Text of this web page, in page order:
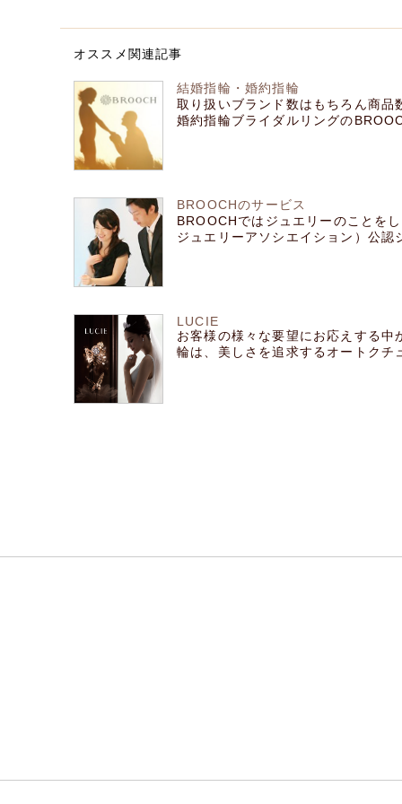
オススメ関連記事
結婚指輪・婚約指輪
取り扱いブランド数はもちろん商品
婚約指輪ブライダルリングの
BROOCHのサービス
BROOCHではジュエリーのことを
ジュエリーアソシエイション）公認
LUCIE
お客様の様々な要望にお応えする中
輪は、美しさを追求するオートク